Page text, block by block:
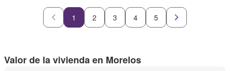
1 2 3 4 5
Valor de la vivienda en Morelos